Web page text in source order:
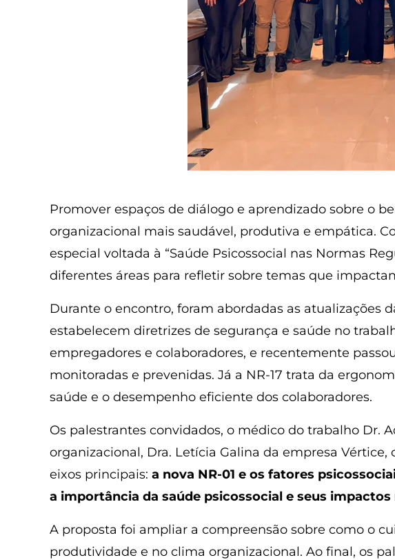
Promover espaços de diálogo e aprendizado sobre o
organizacional mais saudável, produtiva e empática.
especial voltada à “Saúde Psicossocial nas Normas
diferentes áreas para refletir sobre temas que
Durante o encontro, foram abordadas as atualizações
estabelecem diretrizes de segurança e saúde no
empregadores e colaboradores, e recentemente
monitoradas e prevenidas. Já a NR-17 trata da
saúde e o desempenho eficiente dos colaboradores.
Os palestrantes convidados, o médico do trabalho Dr.
organizacional, Dra. Letícia Galina da empresa
eixos principais: a nova NR-01 e os fatores
a importância da saúde psicossocial e seus impactos
A proposta foi ampliar a compreensão sobre como o
produtividade e no clima organizacional. Ao final, os